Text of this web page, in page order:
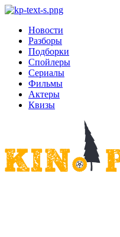
Новости
Разборы
Подборки
Спойлеры
Сериалы
Фильмы
Актеры
Квизы